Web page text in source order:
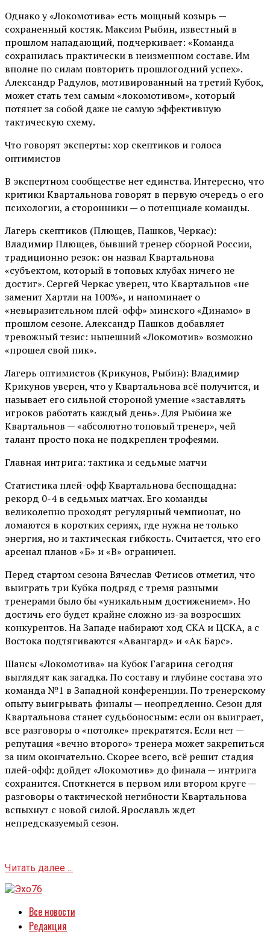
Однако у «Локомотива» есть мощный козырь —
сохраненный костяк. Максим Рыбин, известный в
прошлом нападающий, подчеркивает: «Команда
сохранилась практически в неизменном составе. Им
вполне по силам повторить прошлогодний успех».
Александр Радулов, мотивированный на третий Кубок,
может стать тем самым «локомотивом», который
потянет за собой даже не самую эффективную
тактическую схему.
Что говорят эксперты: хор скептиков и голоса
оптимистов
В экспертном сообществе нет единства. Интересно, что
критики Квартальнова говорят в первую очередь о его
психологии, а сторонники — о потенциале команды.
Лагерь скептиков (Плющев, Пашков, Черкас):
Владимир Плющев, бывший тренер сборной России,
традиционно резок: он назвал Квартальнова
«субъектом, который в топовых клубах ничего не
достиг». Сергей Черкас уверен, что Квартальнов «не
заменит Хартли на 100%», и напоминает о
«невыразительном плей-офф» минского «Динамо» в
прошлом сезоне. Александр Пашков добавляет
тревожный тезис: нынешний «Локомотив» возможно
«прошел свой пик».
Лагерь оптимистов (Крикунов, Рыбин): Владимир
Крикунов уверен, что у Квартальнова всё получится, и
называет его сильной стороной умение «заставлять
игроков работать каждый день». Для Рыбина же
Квартальнов — «абсолютно топовый тренер», чей
талант просто пока не подкреплен трофеями.
Главная интрига: тактика и седьмые матчи
Статистика плей-офф Квартальнова беспощадна:
рекорд 0-4 в седьмых матчах. Его команды
великолепно проходят регулярный чемпионат, но
ломаются в коротких сериях, где нужна не только
энергия, но и тактическая гибкость. Считается, что его
арсенал планов «Б» и «В» ограничен.
Перед стартом сезона Вячеслав Фетисов отметил, что
выиграть три Кубка подряд с тремя разными
тренерами было бы «уникальным достижением». Но
достичь его будет крайне сложно из-за возросших
конкурентов. На Западе набирают ход СКА и ЦСКА, а с
Востока подтягиваются «Авангард» и «Ак Барс».
Шансы «Локомотива» на Кубок Гагарина сегодня
выглядят как загадка. По составу и глубине состава это
команда №1 в Западной конференции. По тренерскому
опыту выигрывать финалы — неопредленно. Сезон для
Квартальнова станет судьбоносным: если он выиграет,
все разговоры о «потолке» прекратятся. Если нет —
репутация «вечно второго» тренера может закрепиться
за ним окончательно. Скорее всего, всё решит стадия
плей-офф: дойдет «Локомотив» до финала — интрига
сохранится. Споткнется в первом или втором круге —
разговоры о тактической негибности Квартальнова
вспыхнут с новой силой. Ярославль ждет
непредсказуемый сезон.
Читать далее ...
Все новости
Редакция